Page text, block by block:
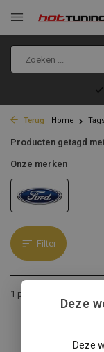
Terug Home
Producten getagd
Onze merken
Filter
1 product
Deze
Deze